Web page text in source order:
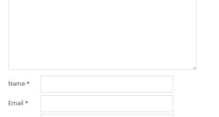
Name *
Email *